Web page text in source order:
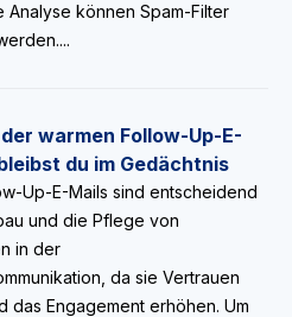
Analyse können Spam-Filter
warmen Follow-Up-E-
du im Gedächtnis
Up-E-Mails sind entscheidend
und die Pflege von
in der
da sie Vertrauen
das Engagement erhöhen. Um